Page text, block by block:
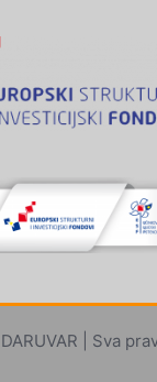
| Sva